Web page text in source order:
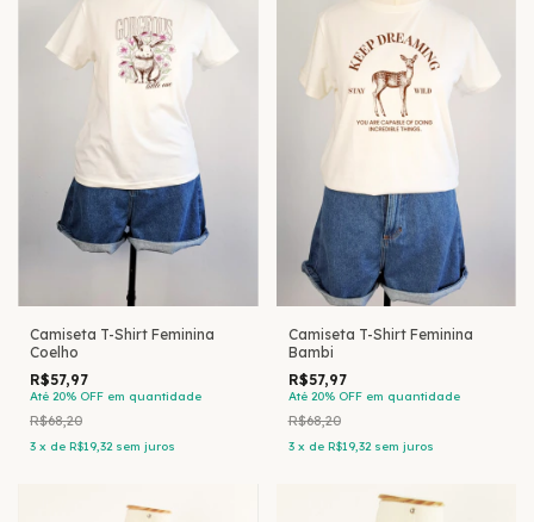
Camiseta T-Shirt Feminina
Coelho
R$57,97
Até 20% OFF em quantidade
R$68,20
3 x de R$19,32 sem juros
Camiseta T-Shirt Feminina
Bambi
R$57,97
Até 20% OFF em quantidade
R$68,20
3 x de R$19,32 sem juros